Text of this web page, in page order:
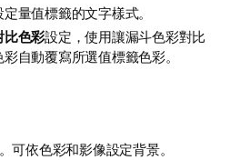
量值標籤的文字樣式。
比色彩設定，使用讓漏斗色彩對比
自動覆寫所選值標籤色彩。
可依色彩和影像設定背景。